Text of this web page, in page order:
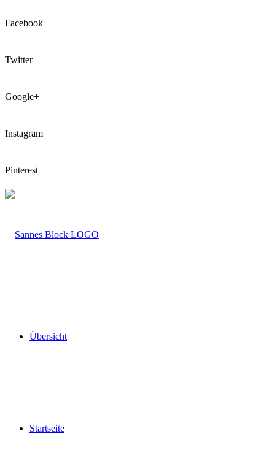
Facebook
Twitter
Google+
Instagram
Pinterest
LOGO
Übersicht
Startseite